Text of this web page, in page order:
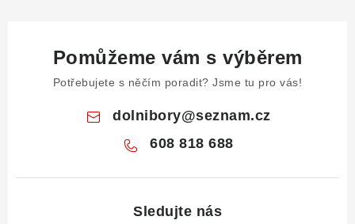
Pomůžeme vám s výběrem
Potřebujete s něčím poradit? Jsme tu pro vás!
dolnibory@seznam.cz
608 818 688